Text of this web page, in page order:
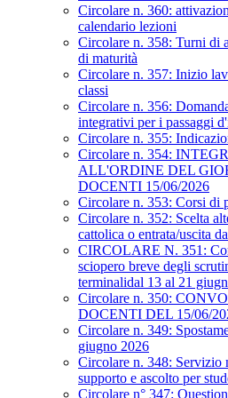
Circolare n. 360:
calendario lezioni
Circolare n. 358: Turni di
di maturità
Circolare n. 357: Inizio
classi
Circolare n. 356:
integrativi per i passaggi
Circolare n. 355:
Circolare n. 354:
ALL'ORDINE DEL
DOCENTI 15/06/2026
Circolare n. 353: Corsi di
Circolare n. 352: Scelta
cattolica o entrata/uscita
CIRCOLARE N. 351:
sciopero breve degli
terminalidal 13 al 21
Circolare n. 350:
DOCENTI DEL 15/06/
Circolare n. 349:
giugno 2026
Circolare n. 348:
supporto e ascolto per
Circolare n° 347: